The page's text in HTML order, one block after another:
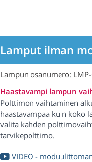
Lamput ilman
Lampun osanumero: LMP-
Haastavampi lampun
Polttimon vaihtaminen
haastavampaa kuin koko
valita kahden
tarvikepolttimo.
VIDEO -